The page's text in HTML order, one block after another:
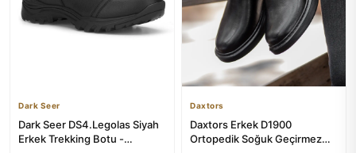
Dark Seer
Dark Seer DS4.Legolas Siyah
Erkek Trekking Botu -
Daxtors
Daxtors Erkek D1900
Ortopedik Soğuk Geçirmez